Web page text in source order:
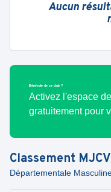
Aucun
Bénévole de ce club ?
Activez l'espace
gratuitement pour
Classement
Départementale